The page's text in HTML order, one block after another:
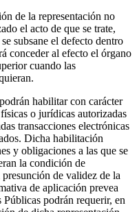
de la representación no
el acto de que se trate,
subsane el defecto dentro
conceder al efecto el órgano
cuando las
habilitar con carácter
o jurídicas autorizadas
transacciones electrónicas
Dicha habilitación
y obligaciones a las que se
la condición de
de validez de la
de aplicación prevea
podrán requerir, en